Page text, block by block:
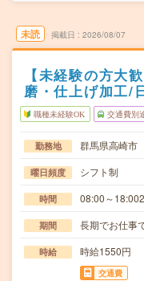
未読 掲載日 2026/08/07
【未経験の方大
磨・仕上げ加工/
職種未経験OK 交通費別
勤務地 群馬県高崎市
曜日頻度 シフト制
時間 08:00～
期間 長期でお仕事
時給 時給1550円
交通費